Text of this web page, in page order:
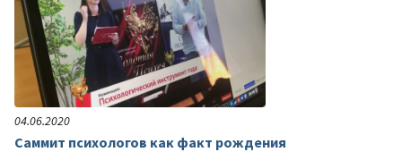
04.06.2020
Саммит психологов как факт рождения